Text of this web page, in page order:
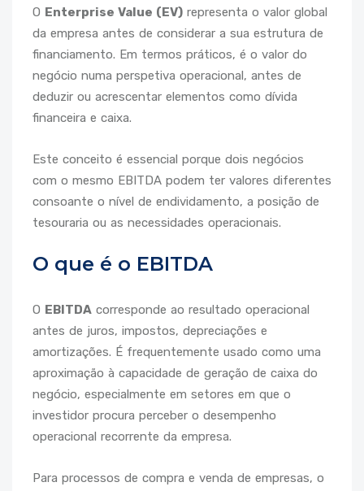
O Enterprise Value (EV) representa o valor global
da empresa antes de considerar a sua estrutura de
financiamento. Em termos práticos, é o valor do
negócio numa perspetiva operacional, antes de
deduzir ou acrescentar elementos como dívida
financeira e caixa.
Este conceito é essencial porque dois negócios
com o mesmo EBITDA podem ter valores diferentes
consoante o nível de endividamento, a posição de
tesouraria ou as necessidades operacionais.
O que é o EBITDA
O EBITDA corresponde ao resultado operacional
antes de juros, impostos, depreciações e
amortizações. É frequentemente usado como uma
aproximação à capacidade de geração de caixa do
negócio, especialmente em setores em que o
investidor procura perceber o desempenho
operacional recorrente da empresa.
Para processos de compra e venda de empresas, o